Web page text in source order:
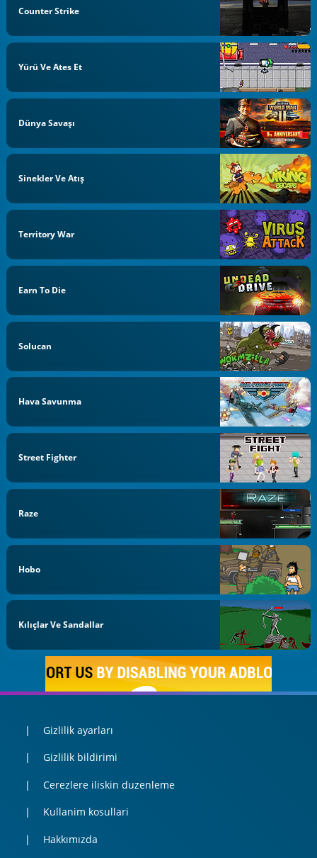
Counter Strike
Yürü Ve Ates Et
Dünya Savaşı
Sinekler Ve Atış
Territory War
Earn To Die
Solucan
Hava Savunma
Street Fighter
Raze
Hobo
Kılıçlar Ve Sandallar
Gizlilik ayarları
Gizlilik bildirimi
Cerezlere iliskin duzenleme
Kullanim kosullari
Hakkımızda